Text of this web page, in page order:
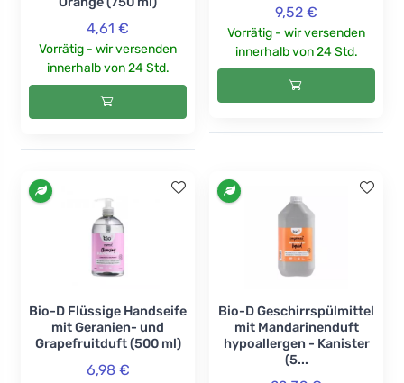
4,61 €
Vorrätig - wir versenden
innerhalb von 24 Std.
9,52 €
Vorrätig - wir versenden
innerhalb von 24 Std.
Bio-D Flüssige Handseife
mit Geranien- und
Grapefruitduft (500 ml)
6,98 €
Bio-D Geschirrspülmittel
mit Mandarinenduft
hypoallergen - Kanister
(5...